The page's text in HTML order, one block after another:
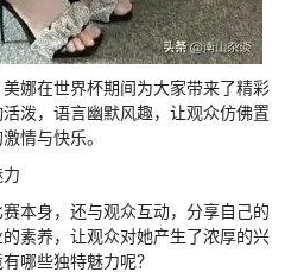
娜在世界杯期间为大家带来了精彩
泼，语言幽默风趣，让观众仿佛置
情与快乐。
本身，还与观众互动，分享自己的
素养，让观众对她产生了浓厚的兴
哪些独特魅力呢？